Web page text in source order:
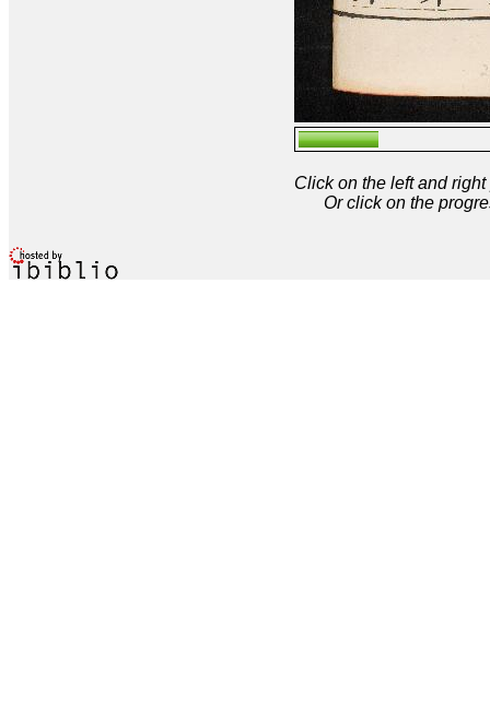
Click on the left and
Or click on the